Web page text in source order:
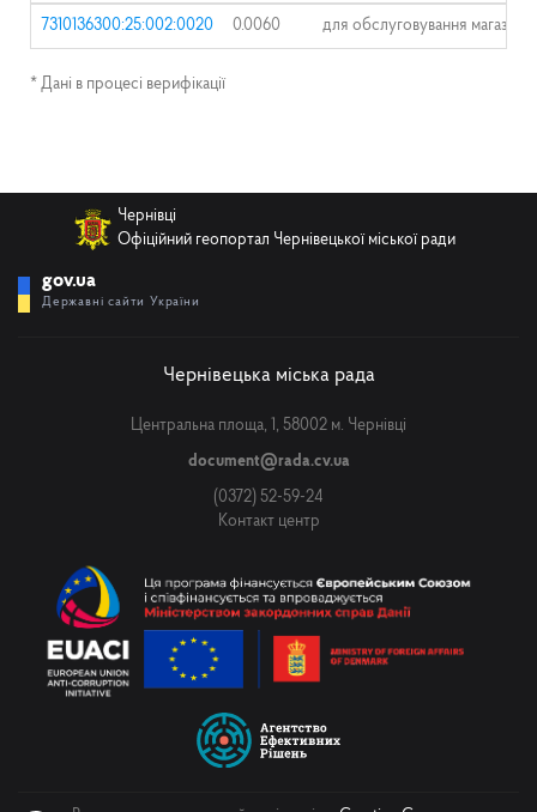
7310136300:25:002:0020 0.0060 для обслуговування магазину
* Дані в процесі верифікації
Чернівці
Офіційний геопортал Чернівецької міської ради
gov.ua
Державні сайти України
Чернівецька міська рада
Центральна площа, 1, 58002 м. Чернівці
document@rada.cv.ua
(0372) 52-59-24
Контакт центр